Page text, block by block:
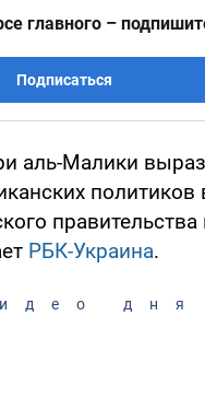
главного –
Подписаться
аль-Малики
политиков
РБК-Украина.
дня